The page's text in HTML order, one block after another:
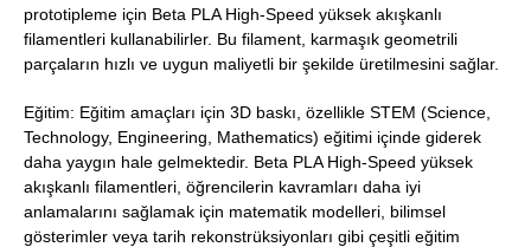
prototipleme için Beta PLA High-Speed yüksek akışkanlı
filamentleri kullanabilirler. Bu filament, karmaşık geometrili
parçaların hızlı ve uygun maliyetli bir şekilde üretilmesini sağlar.
Eğitim: Eğitim amaçları için 3D baskı, özellikle STEM (Science,
Technology, Engineering, Mathematics) eğitimi içinde giderek
daha yaygın hale gelmektedir. Beta PLA High-Speed yüksek
akışkanlı filamentleri, öğrencilerin kavramları daha iyi
anlamalarını sağlamak için matematik modelleri, bilimsel
gösterimler veya tarih rekonstrüksiyonları gibi çeşitli eğitim